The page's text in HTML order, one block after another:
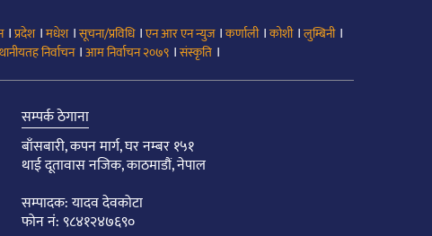
।प्रदेश।मधेश।सूचना/प्रविधि।एन आर एन न्युज।कर्णाली।कोशी।लुम्बिनी।
निर्वाचन।आम निर्वाचन २०७९ ।संस्कृति ।
सम्पर्क ठेगाना
बाँसबारी, कपन मार्ग, घर नम्बर १५१
थाई दूतावास नजिक, काठमाडौं, नेपाल
सम्पादक: यादव देवकोटा
फोन नं: ९८४१२४७६९०